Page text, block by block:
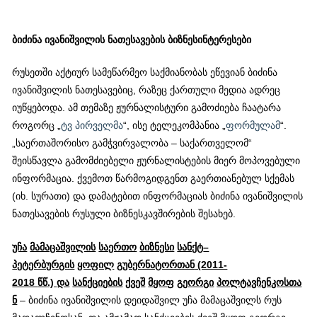
ბიძინა ივანიშვილის ნათესავების ბიზნესინტერესები
რუსეთში აქტიურ სამეწარმეო საქმიანობას ეწევიან ბიძინა
ივანიშვილის ნათესავებიც, რაზეც ქართული მედია ადრეც
იუწყებოდა. ამ თემაზე ჟურნალისტური გამოძიება ჩაატარა
როგორც „ტვ პირველმა“, ისე ტელეკომპანია „ფორმულამ“.
„საერთაშორისო გამჭვირვალობა – საქართველომ“
შეისწავლა გამომძიებელი ჟურნალისტების მიერ მოპოვებული
ინფორმაცია. ქვემოთ წარმოგიდგენთ გაერთიანებულ სქემას
(იხ. სურათი) და დამატებით ინფორმაციას ბიძინა ივანიშვილის
ნათესავების რუსული ბიზნესკავშირების შესახებ.
უჩა მამაცაშვილის საერთო ბიზნესი სანქტ–
პეტერბურგის ყოფილ გუბერნატორთან(2011-
2018წწ.)და სანქციების ქვეშ მყოფ გეორგი პოლტავჩენკოსთა
ნ– ბიძინა ივანიშვილის დეიდაშვილ უჩა მამაცაშვილს რუს